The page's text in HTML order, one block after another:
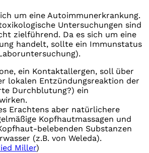
um eine Autoimmunerkrankung.
Untersuchungen sind
zielführend. Da es sich um eine
handelt, sollte ein Immunstatus
ein Kontaktallergen, soll über
lokalen Entzündungsreaktion der
Durchblutung?) ein
Erachtens aber natürlichere
Kopfhautmassagen und
belebenden Substanzen
(z.B. von Weleda).
Miller)